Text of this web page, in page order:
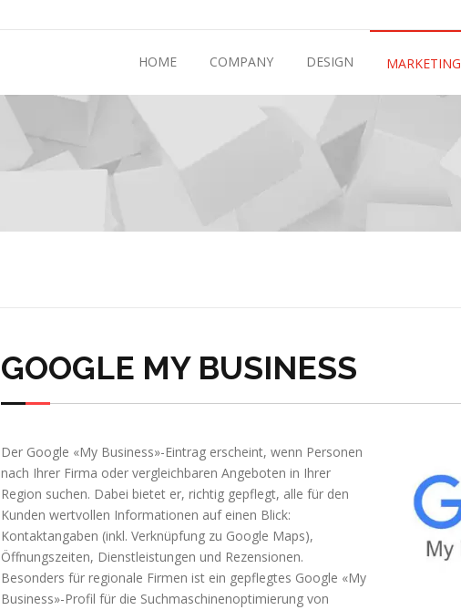
HOME COMPANY DESIGN MARKETING
GOOGLE MY BUSINESS
Der Google «My Business»-Eintrag erscheint, wenn Personen
nach Ihrer Firma oder vergleichbaren Angeboten in Ihrer
Region suchen. Dabei bietet er, richtig gepflegt, alle für den
Kunden wertvollen Informationen auf einen Blick:
Kontaktangaben (inkl. Verknüpfung zu Google Maps),
Öffnungszeiten, Dienstleistungen und Rezensionen.
Besonders für regionale Firmen ist ein gepflegtes Google «My
Business»-Profil für die Suchmaschinenoptimierung von